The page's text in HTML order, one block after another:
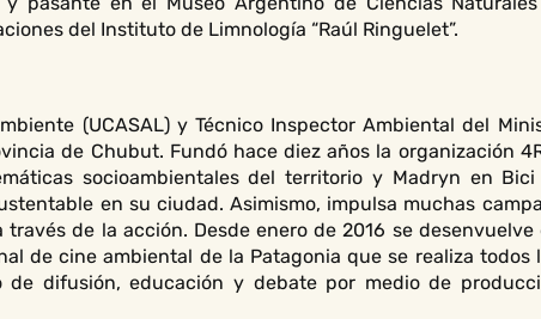
del Instituto de Limnología “Raúl Ringuelet”.
(UCASAL) y Técnico Inspector Ambiental del
de Chubut. Fundó hace diez años la organización
socioambientales del territorio y Madryn en
en su ciudad. Asimismo, impulsa muchas
de la acción. Desde enero de 2016 se
de cine ambiental de la Patagonia que se realiza todos
difusión, educación y debate por medio de